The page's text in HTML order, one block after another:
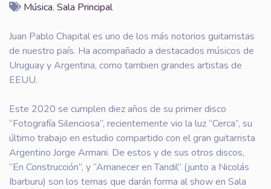
Música, Sala Principal
Juan Pablo Chapital es uno de los más notorios guitarristas
de nuestro país. Ha acompañado a destacados músicos de
Uruguay y Argentina, como tambien grandes artistas de
EEUU.
Este 2020 se cumplen diez años de su primer disco
“Fotografía Silenciosa”, recientemente vio la luz “Cerca”, su
último trabajo en estudio compartido con el gran guitarrista
Argentino Jorge Armani. De estos y de sus otros discos,
“En Construcción”, y “Amanecer en Tandil” (junto a Nicolás
Ibarburu) son los temas que darán forma al show en Sala